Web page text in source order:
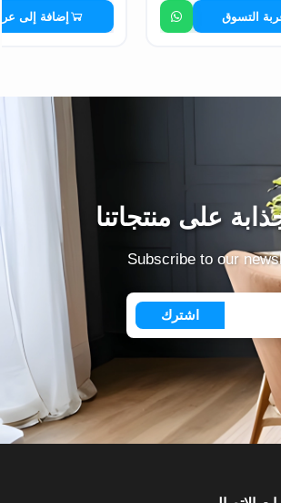
التسوق إضافة إلى
على منتجاتنا
Subscribe to our
اشترك